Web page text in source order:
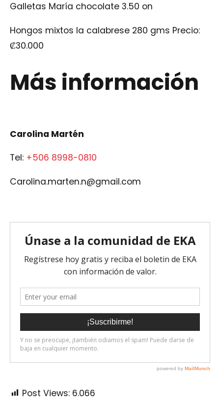
Galletas María chocolate 3.50 on
Hongos mixtos la calabrese 280 gms Precio:
₡30.000
Más información
Carolina Martén
Tel: +506 8998-0810
Carolina.marten.n@gmail.com
Post Views: 6.066